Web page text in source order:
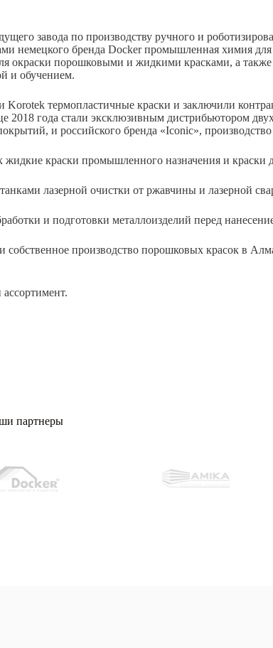
завода по производству ручного и
немецкого бренда Docker промышленная химия
окраски порошковыми и жидкими красками, а
и обучением.
термопластичные краски и заключили
2018 года стали эксклюзивным дистрибьютором
и российского бренда «Iconic»,
краски промышленного назначения и краски
лазерной очистки от ржавчины и лазерной
и подготовки металлоизделий перед
производство порошковых красок в
партнеры